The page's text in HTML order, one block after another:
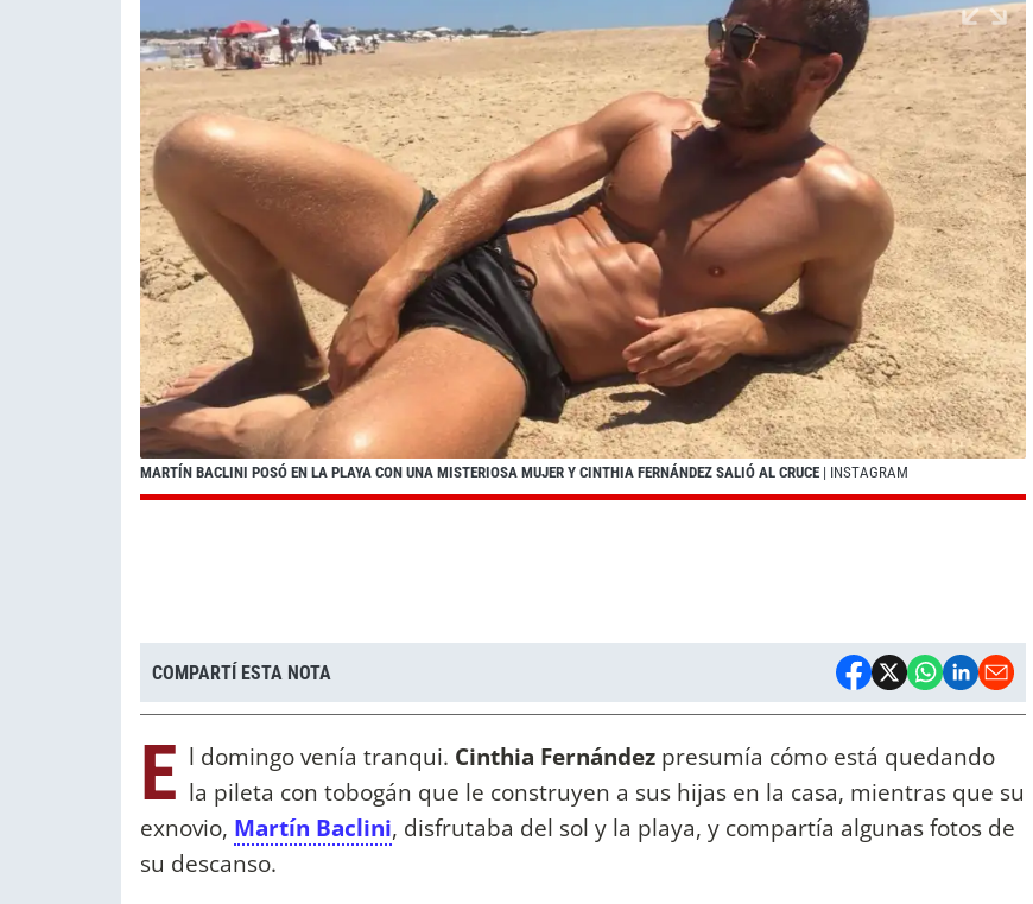
MARTÍN BACLINI POSÓ EN LA PLAYA CON UNA MISTERIOSA MUJER Y CINTHIA FERNÁNDEZ SALIÓ AL CRUCE | INSTAGRAM
COMPARTÍ ESTA NOTA
E l domingo venía tranqui. Cinthia Fernández presumía cómo está quedando
la pileta con tobogán que le construyen a sus hijas en la casa, mientras que su
exnovio, Martín Baclini, disfrutaba del sol y la playa, y compartía algunas fotos de
su descanso.